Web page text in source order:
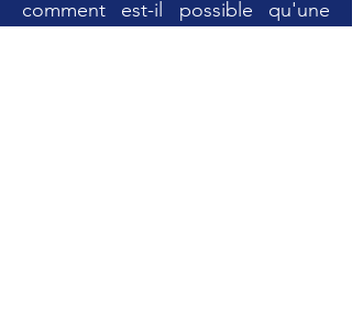
comment est-il possible qu'une